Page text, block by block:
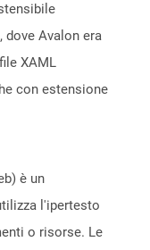
dove Avalon era
XAML
con estensione
è un
l'ipertesto
o risorse. Le